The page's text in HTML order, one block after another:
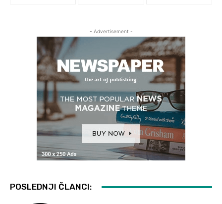
- Advertisement -
POSLEDNJI ČLANCI: